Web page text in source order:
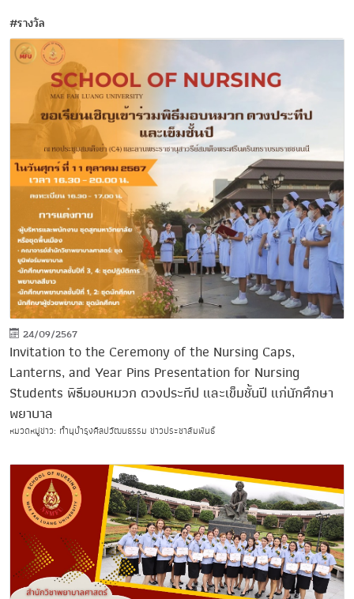
#รางวัล
24/09/2567
Invitation to the Ceremony of the Nursing Caps,
Lanterns, and Year Pins Presentation for Nursing
Students พิธีมอบหมวก ดวงประทีป และเข็มชั้นปี แก่นักศึกษา
พยาบาล
หมวดหมู่ข่าว: ทำนุบำรุงศิลปวัฒนธรรม ข่าวประชาสัมพันธ์